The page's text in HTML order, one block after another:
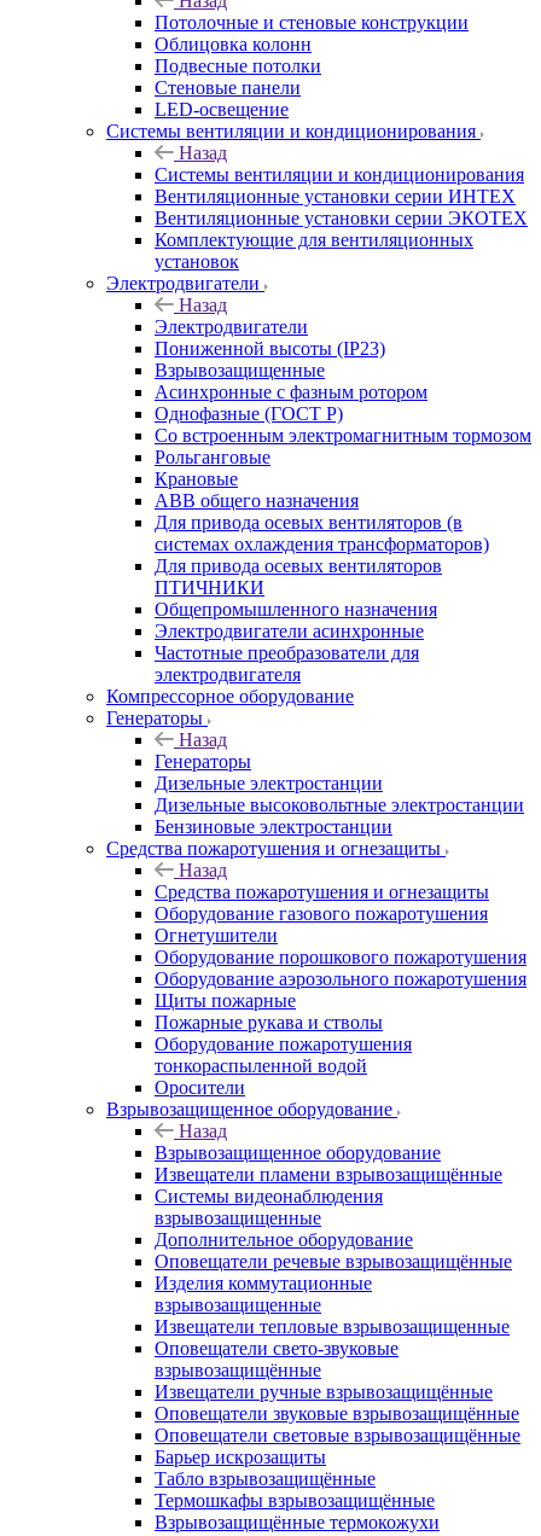
Потолочные и стеновые конструкции
Облицовка колонн
Подвесные потолки
Стеновые панели
LED-освещение
Системы вентиляции и кондиционирования
Назад
Системы вентиляции и кондиционирования
Вентиляционные установки серии ИНТЕХ
Вентиляционные установки серии ЭКОТЕХ
Комплектующие для вентиляционных
установок
Электродвигатели
Назад
Электродвигатели
Пониженной высоты (IP23)
Взрывозащищенные
Асинхронные с фазным ротором
Однофазные (ГОСТ Р)
Со встроенным электромагнитным тормозом
Рольганговые
Крановые
АВВ общего назначения
Для привода осевых вентиляторов (в
системах охлаждения трансформаторов)
Для привода осевых вентиляторов
ПТИЧНИКИ
Общепромышленного назначения
Электродвигатели асинхронные
Частотные преобразователи для
электродвигателя
Компрессорное оборудование
Генераторы
Назад
Генераторы
Дизельные электростанции
Дизельные высоковольтные электростанции
Бензиновые электростанции
Средства пожаротушения и огнезащиты
Назад
Средства пожаротушения и огнезащиты
Оборудование газового пожаротушения
Огнетушители
Оборудование порошкового пожаротушения
Оборудование аэрозольного пожаротушения
Щиты пожарные
Пожарные рукава и стволы
Оборудование пожаротушения
тонкораспыленной водой
Оросители
Взрывозащищенное оборудование
Назад
Взрывозащищенное оборудование
Извещатели пламени взрывозащищённые
Системы видеонаблюдения
взрывозащищенные
Дополнительное оборудование
Оповещатели речевые взрывозащищённые
Изделия коммутационные
взрывозащищенные
Извещатели тепловые взрывозащищенные
Оповещатели свето-звуковые
взрывозащищённые
Извещатели ручные взрывозащищённые
Оповещатели звуковые взрывозащищённые
Оповещатели световые взрывозащищённые
Барьер искрозащиты
Табло взрывозащищённые
Термошкафы взрывозащищённые
Взрывозащищённые термокожухи